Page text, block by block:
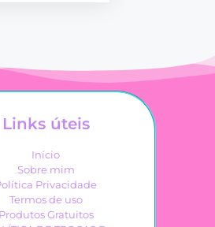
Links úteis
Início
Sobre mim
Privacidade
Termos de uso
Produtos Gratuitos